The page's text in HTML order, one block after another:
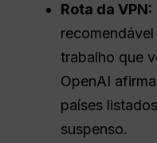
Rota da VPN:
trabalho que
OpenAI
países
suspenso.